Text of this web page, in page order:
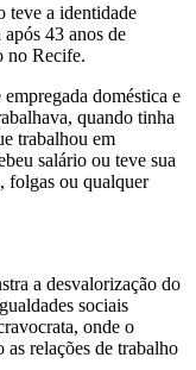
teve a identidade
43 anos de
no Recife.
doméstica e
quando tinha
trabalhou em
salário ou teve sua
folgas ou qualquer
a desvalorização do
sociais
onde o
relações de trabalho